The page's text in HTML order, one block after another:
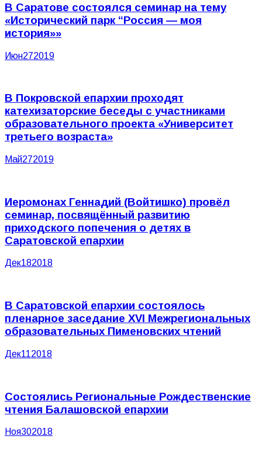
В Саратове состоялся семинар на тему
«Исторический парк “Россия — моя
история»»
Июн272019
В Покровской епархии проходят
катехизаторские беседы с участниками
образовательного проекта «Университет
третьего возраста»
Май272019
Иеромонах Геннадий (Войтишко) провёл
семинар, посвящённый развитию
приходского попечения о детях в
Саратовской епархии
Дек182018
В Саратовской епархии состоялось
пленарное заседание XVI Межрегиональных
образовательных Пименовских чтений
Дек112018
Состоялись Региональные Рождественские
чтения Балашовской епархии
Ноя302018